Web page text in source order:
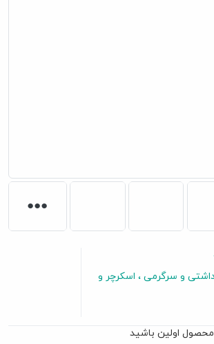
و سرگرمی
اسکرچر و
محصول اولین باشید